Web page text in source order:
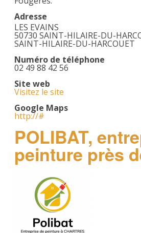
Adresse
LES EVAINS
50730 SAINT-HILAIRE-DU-
SAINT-HILAIRE-DU-HARCOUET
Numéro de téléphone
02 49 88 42 56
Site web
Visitez le site
Google Maps
http://#
POLIBAT,
peinture près